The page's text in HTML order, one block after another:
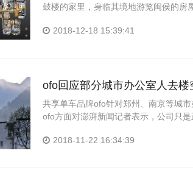
鼓楼的家里，身临其境地游览闽侯的房
近日，才...
2018-12-18 15:39:41
ofo回应部分城市办公室人去
共享单车品牌ofo针对郑州、南京等城
ofo方面对澎湃新闻记者表示，公司只
2018-11-22 16:34:39